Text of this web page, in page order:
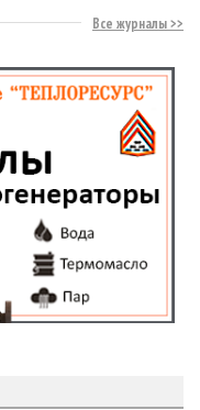
Все журналы